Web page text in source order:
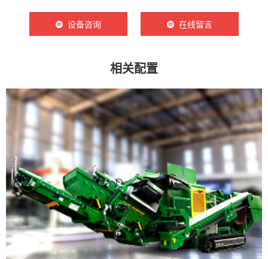
设备咨询 在线留言
相关配置